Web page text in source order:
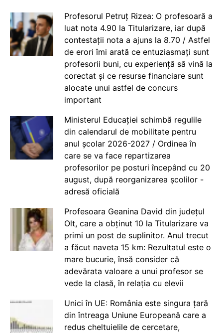
Profesorul Petruț Rizea: O profesoară a
luat nota 4.90 la Titularizare, iar după
contestații nota a ajuns la 8.70 / Astfel
de erori îmi arată ce entuziasmați sunt
profesorii buni, cu experiență să vină la
corectat și ce resurse financiare sunt
alocate unui astfel de concurs
important
Ministerul Educației schimbă regulile
din calendarul de mobilitate pentru
anul școlar 2026-2027 / Ordinea în
care se va face repartizarea
profesorilor pe posturi începând cu 20
august, după reorganizarea școlilor -
adresă oficială
Profesoara Geanina David din județul
Olt, care a obținut 10 la Titularizare va
primi un post de suplinitor. Anul trecut
a făcut naveta 15 km: Rezultatul este o
mare bucurie, însă consider că
adevărata valoare a unui profesor se
vede la clasă, în relația cu elevii
Unici în UE: România este singura țară
din întreaga Uniune Europeană care a
redus cheltuielile de cercetare,